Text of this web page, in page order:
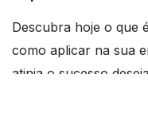
Descubra hoje o que
como aplicar na sua
atinja o sucesso